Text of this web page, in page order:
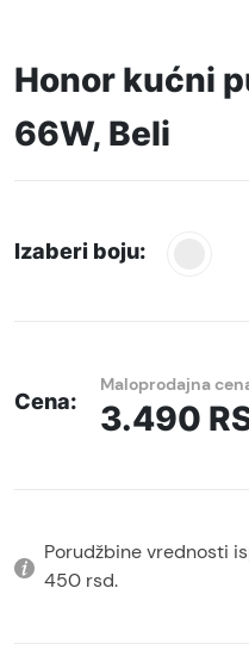
Honor kućni
66W, Beli
Izaberi boju:
Cena:
Maloprodajna
3.490
Porudžbine vrednosti
450 rsd.